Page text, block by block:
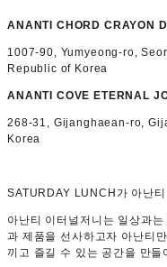
ANANTI CHORD CRAYON
1007-90, Yumyeong-ro,
Republic of Korea
ANANTI COVE ETERNAL
268-31, Gijanghaean-ro,
Korea
SATURDAY LUNCH가 아난
아난티 이터널저니는 일상과
과 제품을 선사하고자 아난티
끼고 즐길 수 있는 공간을 만